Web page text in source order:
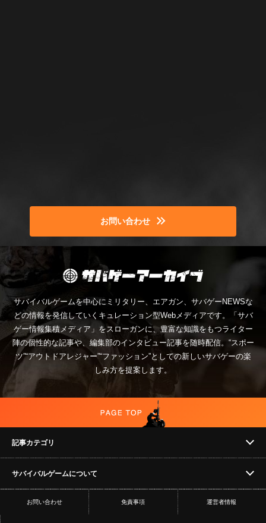
お問い合わせ
サバイバルゲームを中心にミリタリー、エアガン、サバゲーNEWSな
どの情報を発信していくキュレーション型Webメディアです。「サバ
ゲー情報集積メディア」をスローガンに、豊富な知識をもつライター
陣の個性的な記事や、編集部のインタビュー記事を随時配信。“スポー
ツ”“アウトドアレジャー”“ファッション”としての新しいサバゲーの楽
しみ方を提案します。
記事カテゴリ
NEWS
イベント
サバイバルゲームについて
フィールド
お問い合わせ 免責事項 運営者情報